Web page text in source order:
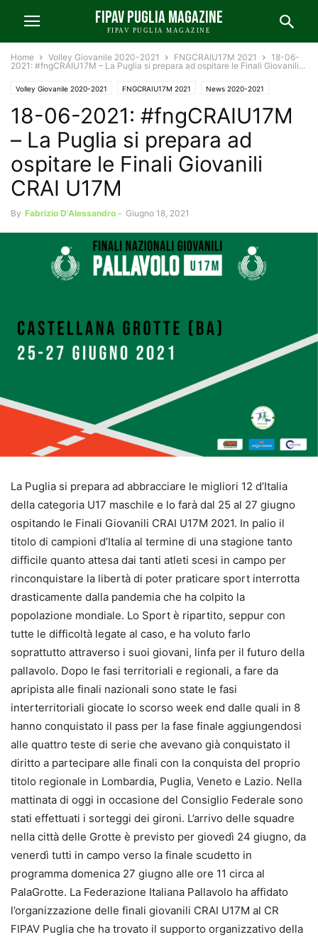
FIPAV PUGLIA MAGAZINE
FIPAV PUGLIA MAGAZINE
Home Volley Giovanile 2020-2021 FNGCRAIU17M 2021
18-06-
2021: #fngCRAIU17M – La Puglia si prepara ad ospitare le Finali Giovanili...
Volley Giovanile 2020-2021 FNGCRAIU17M 2021 News 2020-2021
News FIPAV Puglia 2020-2021
18-06-2021: #fngCRAIU17M
– La Puglia si prepara ad
ospitare le Finali Giovanili
CRAI U17M
By Fabrizio D'Alessandro - Giugno 18, 2021
La Puglia si prepara ad abbracciare le migliori 12 d’Italia
della categoria U17 maschile e lo farà dal 25 al 27 giugno
ospitando le Finali Giovanili CRAI U17M 2021. In palio il
titolo di campioni d’Italia al termine di una stagione tanto
difficile quanto attesa dai tanti atleti scesi in campo per
rinconquistare la libertà di poter praticare sport interrotta
drasticamente dalla pandemia che ha colpito la
popolazione mondiale. Lo Sport è ripartito, seppur con
tutte le difficoltà legate al caso, e ha voluto farlo
soprattutto attraverso i suoi giovani, linfa per il futuro della
pallavolo. Dopo le fasi territoriali e regionali, a fare da
apripista alle finali nazionali sono state le fasi
interterritoriali giocate lo scorso week end dalle quali in 8
hanno conquistato il pass per la fase finale aggiungendosi
alle quattro teste di serie che avevano già conquistato il
diritto a partecipare alle finali con la conquista del proprio
titolo regionale in Lombardia, Puglia, Veneto e Lazio. Nella
mattinata di oggi in occasione del Consiglio Federale sono
stati effettuati i sorteggi dei gironi. L’arrivo delle squadre
nella città delle Grotte è previsto per giovedì 24 giugno, da
venerdì tutti in campo verso la finale scudetto in
programma domenica 27 giugno alle ore 11 circa al
PalaGrotte. La Federazione Italiana Pallavolo ha affidato
l’organizzazione delle finali giovanili CRAI U17M al CR
FIPAV Puglia che ha trovato il supporto organizzativo della